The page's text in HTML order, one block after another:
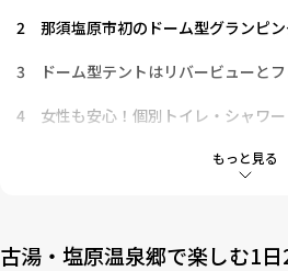
もっと見る
2
那須塩原市初のドーム型グランピ
3
ドーム型テントはリバービューと
4
女性も安心！個別トイレ・シャワ
源泉かけ流しの温泉を楽しむ、希
7
新型コロナウイルスへの対応
古湯・塩原温泉郷で楽しむ1